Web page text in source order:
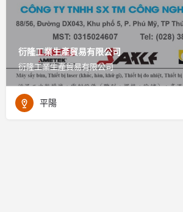
衍隆工業生產貿易有限公司
衍隆工業生產貿易有限公司
平陽